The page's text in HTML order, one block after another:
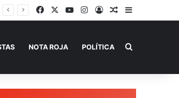
FacebookYouTubeInstagram
AccesoPublicación al
Barra lateral
NOTA ROJA POLÍTICA Buscar por